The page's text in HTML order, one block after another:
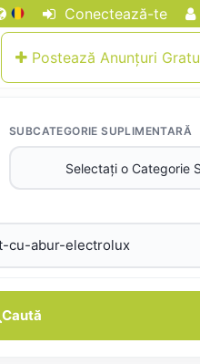
Conectează-te
Postează Anunțuri
SUBCATEGORIE SUPLIMENTARĂ
Caută